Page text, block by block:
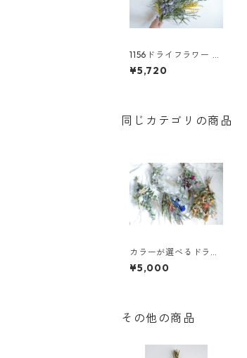
1156ドライフラワー ス
ワッグ ミモザ
¥5,720
同じカテゴリの商品
カラーが選べるドライ
フラワースワッグM
¥5,000
その他の商品